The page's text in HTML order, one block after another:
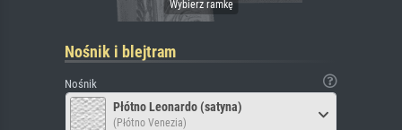
Nośnik i blejtram
Nośnik
Płótno Leonardo (satyna)
(Płótno Venezia)